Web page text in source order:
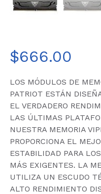
$666.00
LOS MÓDULOS DE
PATRIOT ESTÁN
EL VERDADERO
LAS ÚLTIMAS
NUESTRA MEMORIA
PROPORCIONA EL
ESTABILIDAD PARA
MÁS EXIGENTES. LA
UTILIZA UN ESCUDO
ALTO RENDIMIENTO